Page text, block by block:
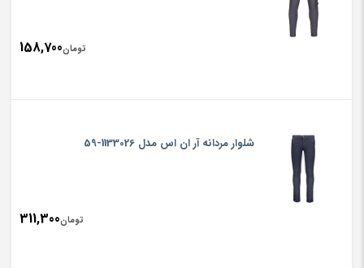
تومان158,700
شلوار مردانه آر ان اس مدل 1133026-59
تومان311,300